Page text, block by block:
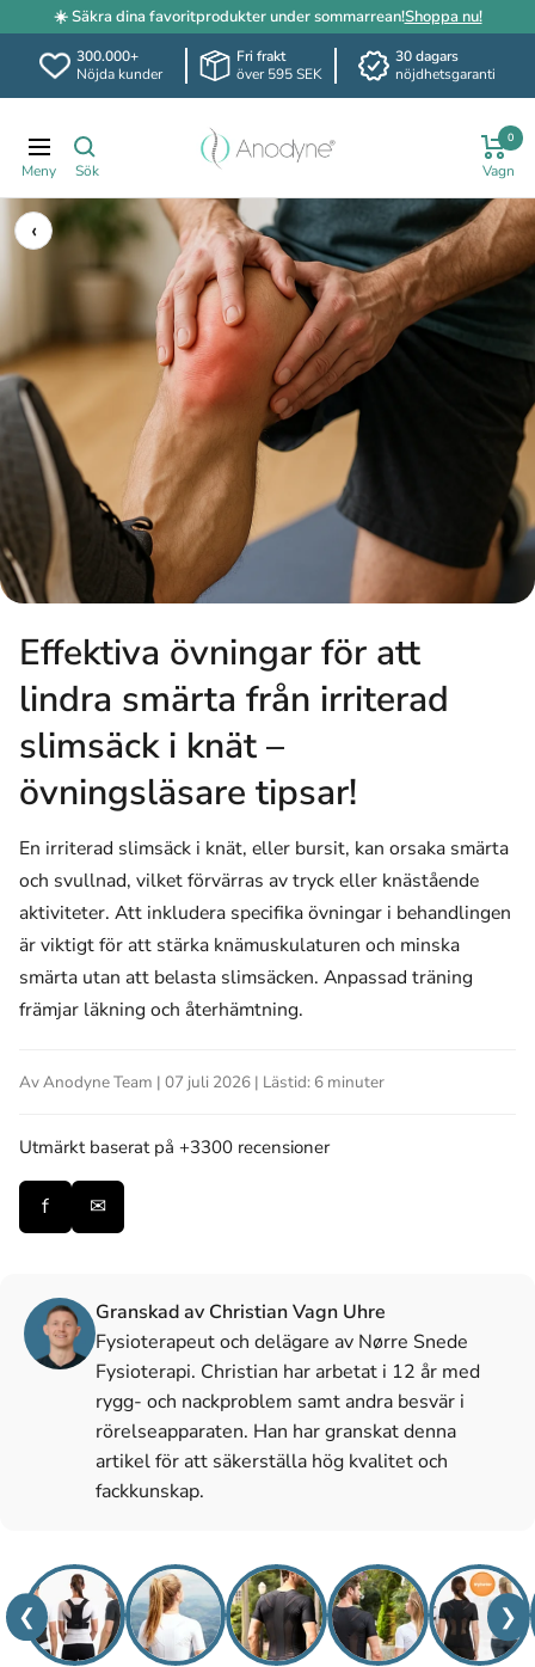
☀️ Säkra dina favoritprodukter under sommarrean!Shoppa nu!
300.000+
Nöjda kunder
Fri frakt
över 595 SEK
30 dagars
nöjdhetsgaranti
innehållet
Navigering
Anodyne.se 0
‹
Effektiva övningar för att
lindra smärta från irriterad
slimsäck i knät –
övningsläsare tipsar!
En irriterad slimsäck i knät, eller bursit, kan orsaka smärta
och svullnad, vilket förvärras av tryck eller knästående
aktiviteter. Att inkludera specifika övningar i behandlingen
är viktigt för att stärka knämuskulaturen och minska
smärta utan att belasta slimsäcken. Anpassad träning
främjar läkning och återhämtning.
Av Anodyne Team | 07 juli 2026 | Lästid: 6 minuter
Utmärkt baserat på +3300 recensioner
f ✉
Granskad av Christian Vagn Uhre
Fysioterapeut och delägare av Nørre Snede
Fysioterapi. Christian har arbetat i 12 år med
rygg- och nackproblem samt andra besvär i
rörelseapparaten. Han har granskat denna
artikel för att säkerställa hög kvalitet och
fackkunskap.
❮ ❯